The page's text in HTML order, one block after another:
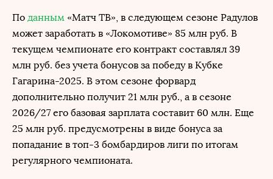
По данным «Матч ТВ», в следующем сезоне Радулов
может заработать в «Локомотиве» 85 млн руб. В
текущем чемпионате его контракт составлял 39
млн руб. без учета бонусов за победу в Кубке
Гагарина-2025. В этом сезоне форвард
дополнительно получит 21 млн руб., а в сезоне
2026/27 его базовая зарплата составит 60 млн. Еще
25 млн руб. предусмотрены в виде бонуса за
попадание в топ-3 бомбардиров лиги по итогам
регулярного чемпионата.